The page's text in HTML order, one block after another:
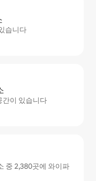
습니다
간이 있습니다
중 2,380곳에 와이파